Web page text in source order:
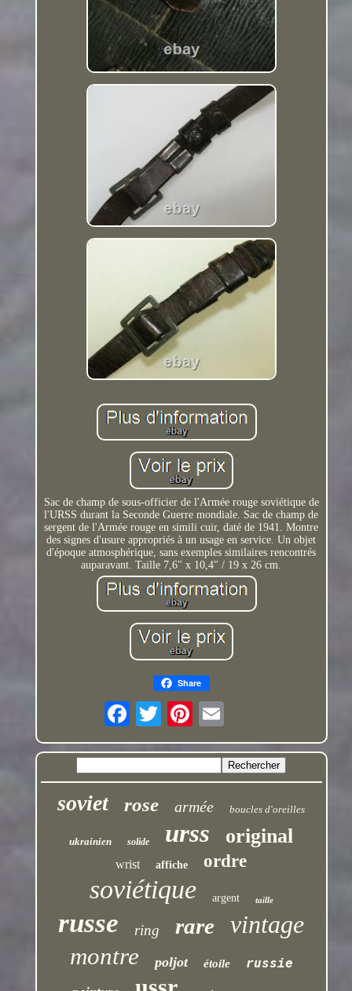
Sac de champ de sous-officier de l'Armée rouge soviétique de
l'URSS durant la Seconde Guerre mondiale. Sac de champ de
sergent de l'Armée rouge en simili cuir, daté de 1941. Montre
des signes d'usure appropriés à un usage en service. Un objet
d'époque atmosphérique, sans exemples similaires rencontrés
auparavant. Taille 7,6" x 10,4" / 19 x 26 cm.
Share
soviet rose armée boucles d'oreilles
ukrainien solide urss original
wrist affiche ordre
soviétique argent taille
russe ring rare vintage
montre poljot étoile
russie